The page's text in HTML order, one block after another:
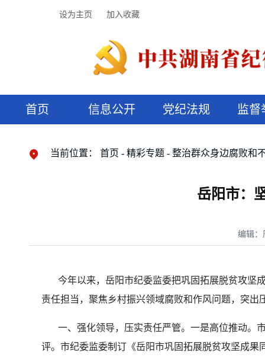
设为主页 加入收藏
首页 信息公开 党纪法规 监督
当前位置： 首页 精彩专题 整治群众身边腐败和
岳阳市：
编辑：
今年以来，岳阳市纪委监委把巩固拓展脱贫攻坚
责任担当，聚焦乡村振兴领域腐败和作风问题，突
一、强化领导，压实责任严管。一是高位推动。
评。市纪委监委制订《岳阳市巩固拓展脱贫攻坚成